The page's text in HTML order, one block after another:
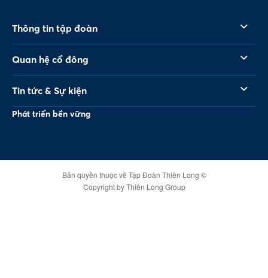
Thông tin tập đoàn
Quan hệ cổ đông
Tin tức & Sự kiện
Phát triển bền vững
Bản quyền thuộc về Tập Đoàn Thiên Long ©
Copyright by Thiên Long Group